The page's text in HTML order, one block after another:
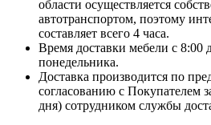
области осуществляется
автотранспортом, поэтому
составляет всего 4 часа.
Время доставки мебели с 8:00
понедельника.
Доставка производится по
согласованию с Покупателем
дня) сотрудником службы